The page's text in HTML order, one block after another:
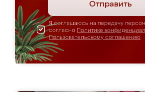
Отправить
Я соглашаюсь на передачу
согласно Политике
Пользовательскому соглашению